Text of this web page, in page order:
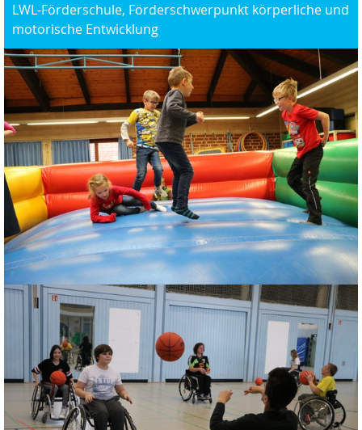
LWL-Förderschule, Förderschwerpunkt körperliche und
motorische Entwicklung